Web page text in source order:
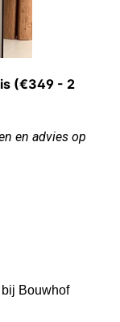
(€349 - 2
en advies op
Bouwhof